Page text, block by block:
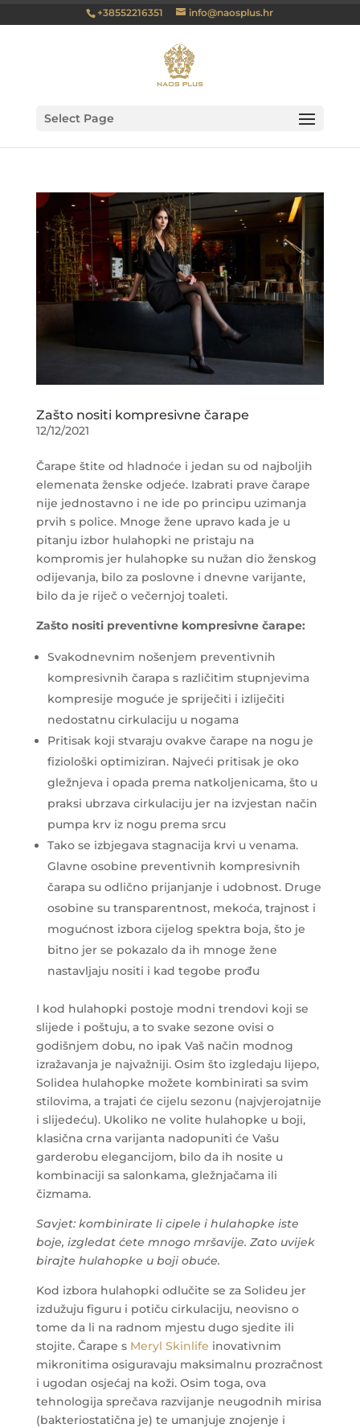
+38552216351 info@naosplus.hr
Select Page
Zašto nositi kompresivne čarape
12/12/2021
Čarape štite od hladnoće i jedan su od najboljih
elemenata ženske odjeće. Izabrati prave čarape
nije jednostavno i ne ide po principu uzimanja
prvih s police. Mnoge žene upravo kada je u
pitanju izbor hulahopki ne pristaju na
kompromis jer hulahopke su nužan dio ženskog
odijevanja, bilo za poslovne i dnevne varijante,
bilo da je riječ o večernjoj toaleti.
Zašto nositi preventivne kompresivne čarape:
Svakodnevnim nošenjem preventivnih
kompresivnih čarapa s različitim stupnjevima
kompresije moguće je spriječiti i izliječiti
nedostatnu cirkulaciju u nogama
Pritisak koji stvaraju ovakve čarape na nogu je
fiziološki optimiziran. Najveći pritisak je oko
gležnjeva i opada prema natkoljenicama, što u
praksi ubrzava cirkulaciju jer na izvjestan način
pumpa krv iz nogu prema srcu
Tako se izbjegava stagnacija krvi u venama.
Glavne osobine preventivnih kompresivnih
čarapa su odlično prijanjanje i udobnost. Druge
osobine su transparentnost, mekoća, trajnost i
mogućnost izbora cijelog spektra boja, što je
bitno jer se pokazalo da ih mnoge žene
nastavljaju nositi i kad tegobe prođu
I kod hulahopki postoje modni trendovi koji se
slijede i poštuju, a to svake sezone ovisi o
godišnjem dobu, no ipak Vaš način modnog
izražavanja je najvažniji. Osim što izgledaju lijepo,
Solidea hulahopke možete kombinirati sa svim
stilovima, a trajati će cijelu sezonu (najvjerojatnije
i slijedeću). Ukoliko ne volite hulahopke u boji,
klasična crna varijanta nadopuniti će Vašu
garderobu elegancijom, bilo da ih nosite u
kombinaciji sa salonkama, gležnjačama ili
čizmama.
Savjet: kombinirate li cipele i hulahopke iste
boje, izgledat ćete mnogo mršavije. Zato uvijek
birajte hulahopke u boji obuće.
Kod izbora hulahopki odlučite se za Solideu jer
izdužuju figuru i potiču cirkulaciju, neovisno o
tome da li na radnom mjestu dugo sjedite ili
stojite. Čarape s Meryl Skinlife inovativnim
mikronitima osiguravaju maksimalnu prozračnost
i ugodan osjećaj na koži. Osim toga, ova
tehnologija sprečava razvijanje neugodnih mirisa
(bakteriostatična je) te umanjuje znojenje i